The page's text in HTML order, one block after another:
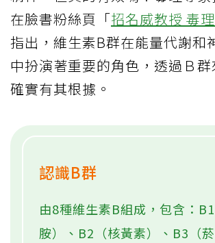
在臉書粉絲頁「招名威教授 毒
指出，維生素B群在能量代謝和
中扮演著重要的角色，透過Ｂ
確實有其根據。
認識B群
由8種維生素B組成，包含：
胺）、B2（核黃素）、B3（